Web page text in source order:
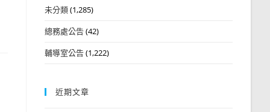
未分類(1,285)
總務處公告(42)
輔導室公告(1,222)
近期文章